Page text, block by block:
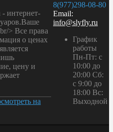
интернет-
> Все права
о ценах
цену и
на
8(977)298-08-80
Email:
info@slyfly.ru
График
работы
Пн-Пт: с
10:00 до
20:00 Сб:
с 9:00 до
18:00 Вс:
Выходной